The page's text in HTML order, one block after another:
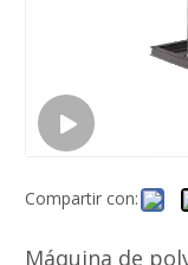
Compartir con:
Máquina de